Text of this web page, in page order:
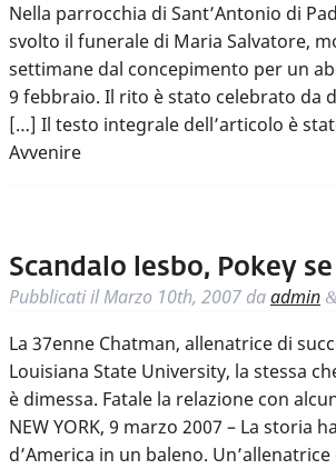
Nella parrocchia di Sant’Antonio di
svolto il funerale di Maria Salvatore,
settimane dal concepimento per un
9 febbraio. Il rito è stato celebrato da
[…] Il testo integrale dell’articolo è
Avvenire
Scandalo lesbo, Pokey
Pubblicati ilMarzo 10th, 2007 daadmin
La 37enne Chatman, allenatrice di
Louisiana State University, la stessa
è dimessa. Fatale la relazione con
NEW YORK, 9 marzo 2007 – La storia
d’America in un baleno.